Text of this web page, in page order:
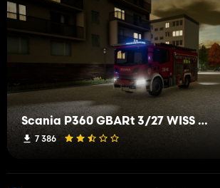
Scania P360 GBARt 3/27 WISS 339[R]40 OSP Stobierna
7 386